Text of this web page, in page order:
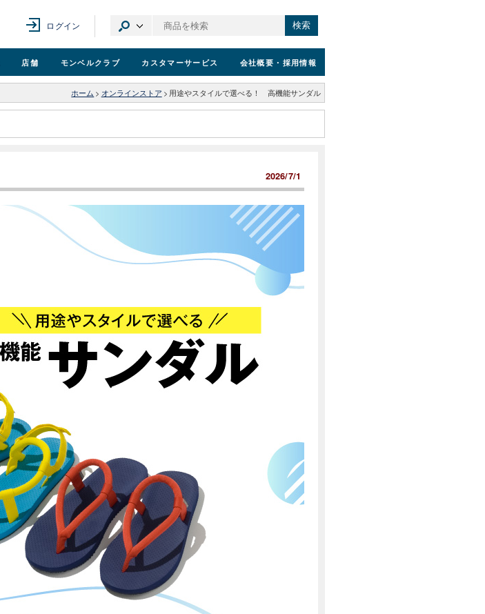
ログイン 検索
店舗 モンベルクラブ カスタマーサービス 会社概要 ・採用情報
ホーム > オンラインストア > 用途やスタイルで選べる！ 高機能サンダル
2026/7/1